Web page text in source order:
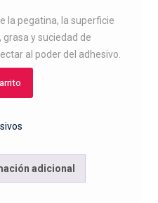
la pegatina, la superficie
y suciedad de
al poder del adhesivo.
adicional